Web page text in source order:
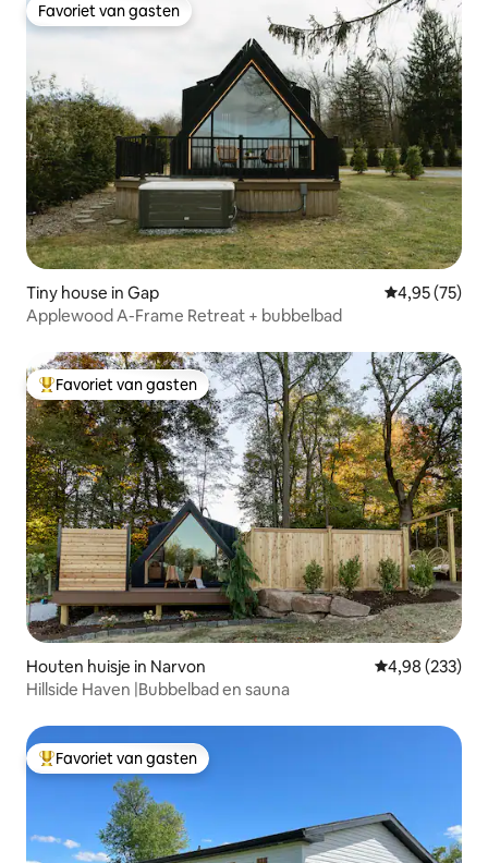
Favoriet van gasten
Favoriet van gasten
Tiny house in Gap Gemiddelde
4,95 (75)
Applewood A-Frame Retreat + bubbelbad
Topfavoriet van gasten
Favoriet van gasten
Houten huisje in Narvon Gemiddelde
4,98 (233)
Hillside Haven |Bubbelbad en sauna
Topfavoriet van gasten
Favoriet van gasten